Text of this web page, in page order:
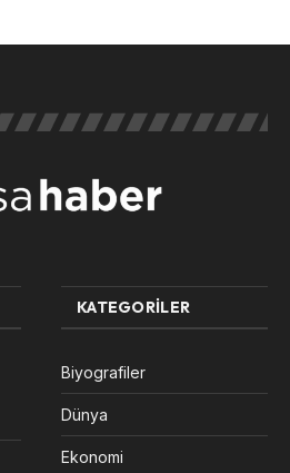
KATEGORILER
Biyografiler
Dünya
Ekonomi